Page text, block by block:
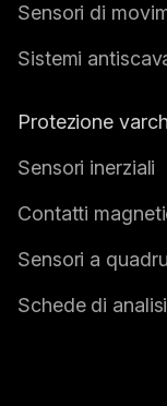
Sensori di
Sistemi
Protezione
Sensori inerziali
Contatti
Sensori a
Schede di analisi